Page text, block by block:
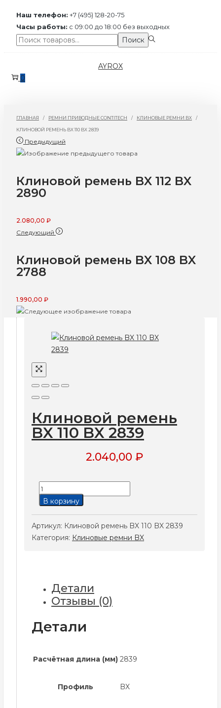
Наш телефон: +7 (495) 128-20-75
Часы работы: с 09:00 до 18:00 без выходных
Поиск:>
Поиск
к
к
AYROX
0
ГЛАВНАЯ / РЕМНИ ПРИВОДНЫЕ CONTITECH / КЛИНОВЫЕ РЕМНИ BX /
КЛИНОВОЙ РЕМЕНЬ BX 110 BX 2839
Предыдущий
Клиновой ремень BX 112 BX
2890
2.080,00 ₽
Следующий
Клиновой ремень BX 108 BX
2788
1.990,00 ₽
Клиновой ремень
BX 110 BX 2839
2.040,00 ₽
Количество
товара
ремень
BX
В корзину
Артикул: Клиновой ремень BX 110 BX 2839
Категория: Клиновые ремни BX
Детали
Отзывы (0)
Детали
Расчётная длина (мм) 2839
Профиль BX